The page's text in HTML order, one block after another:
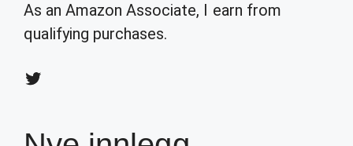
As an Amazon Associate, I earn from
qualifying purchases.
Twitter